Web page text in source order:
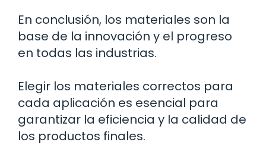
En conclusión, los materiales son la
base de la innovación y el progreso
en todas las industrias.
Elegir los materiales correctos para
cada aplicación es esencial para
garantizar la eficiencia y la calidad de
los productos finales.